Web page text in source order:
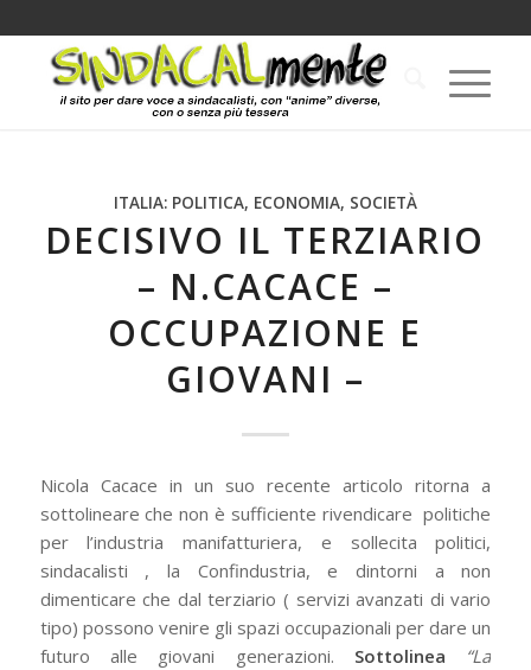
ITALIA: POLITICA, ECONOMIA, SOCIETÀ
DECISIVO IL TERZIARIO
– N.CACACE –
OCCUPAZIONE E
GIOVANI –
Nicola Cacace in un suo recente articolo ritorna a
sottolineare che non è sufficiente rivendicare politiche
per l’industria manifatturiera, e sollecita politici,
sindacalisti , la Confindustria, e dintorni a non
dimenticare che dal terziario ( servizi avanzati di vario
tipo) possono venire gli spazi occupazionali per dare un
futuro alle giovani generazioni. Sottolinea “La